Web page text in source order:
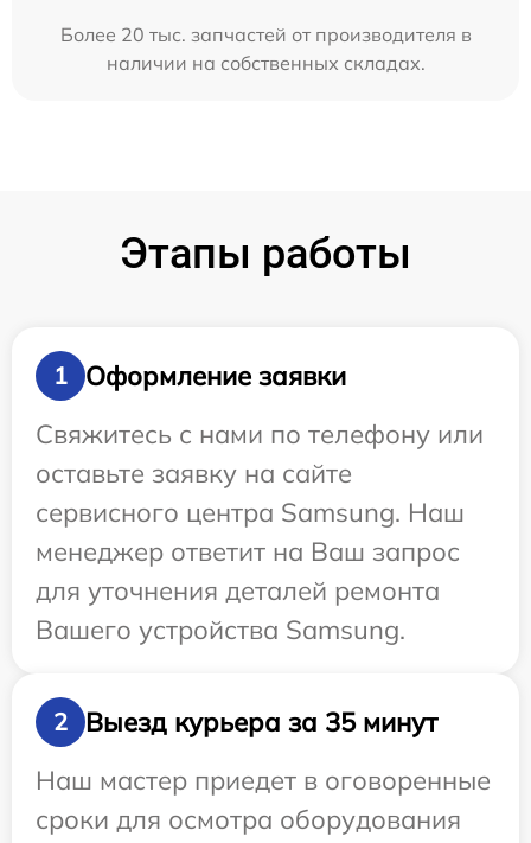
Более 20 тыс. запчастей от производителя в
наличии на собственных складах.
Этапы работы
1
Оформление заявки
Свяжитесь с нами по телефону или
оставьте заявку на сайте
сервисного центра Samsung. Наш
менеджер ответит на Ваш запрос
для уточнения деталей ремонта
Вашего устройства Samsung.
2
Выезд курьера за 35 минут
Наш мастер приедет в оговоренные
сроки для осмотра оборудования